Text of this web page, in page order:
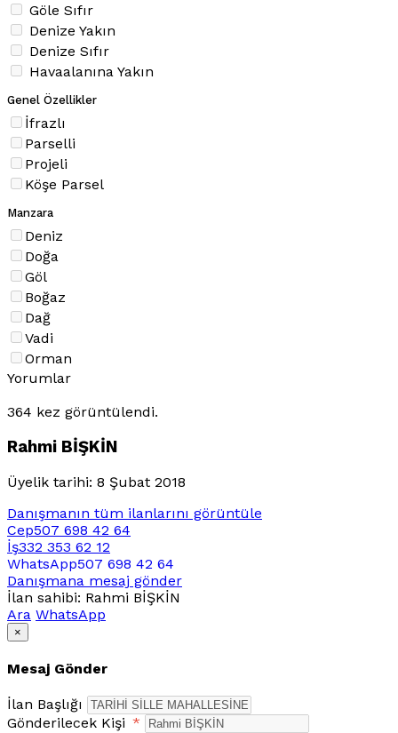
Göle Sıfır
Denize Yakın
Denize Sıfır
Havaalanına Yakın
Genel Özellikler
İfrazlı
Parselli
Projeli
Köşe Parsel
Manzara
Deniz
Doğa
Göl
Boğaz
Dağ
Vadi
Orman
Yorumlar
364 kez görüntülendi.
Rahmi BİŞKİN
Üyelik tarihi: 8 Şubat 2018
Danışmanın tüm ilanlarını görüntüle
Cep507 698 42 64
İş332 353 62 12
WhatsApp507 698 42 64
Danışmana mesaj gönder
İlan sahibi: Rahmi BİŞKİN
Ara WhatsApp
×
Mesaj Gönder
İlan Başlığı
Gönderilecek Kişi *